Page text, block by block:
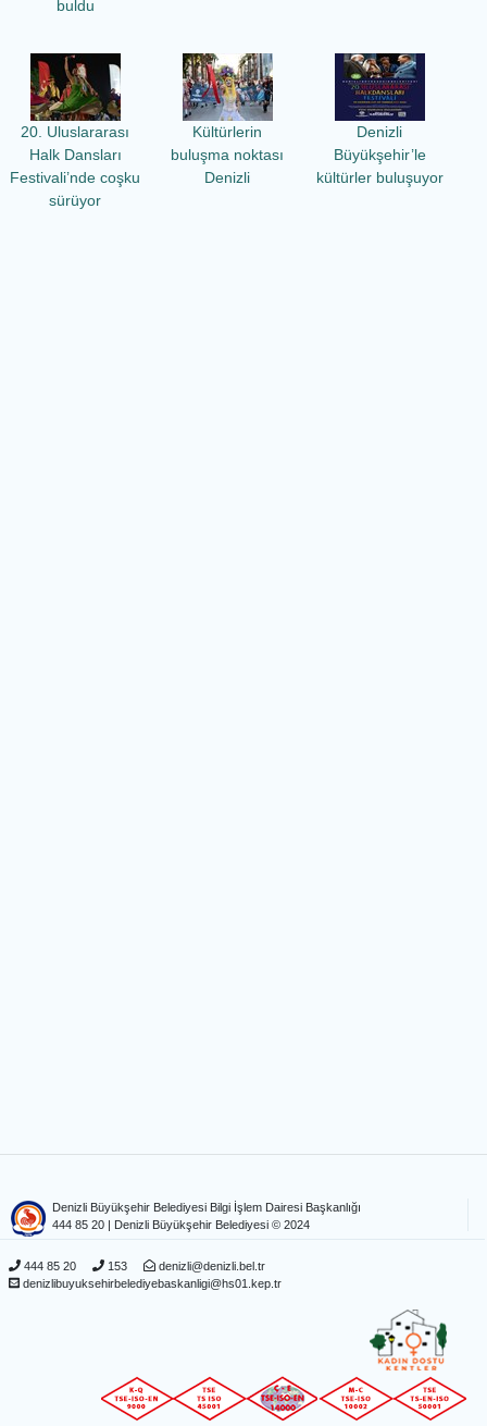
buldu
20. Uluslararası
Halk Dansları
Festivali’nde coşku
sürüyor
Kültürlerin
buluşma noktası
Denizli
Denizli
Büyükşehir’le
kültürler buluşuyor
Denizli Büyükşehir Belediyesi Bilgi İşlem Dairesi Başkanlığı
444 85 20 | Denizli Büyükşehir Belediyesi © 2024
444 85 20 153
denizli@denizli.bel.tr
denizlibuyuksehirbelediyebaskanligi@hs01.kep.tr